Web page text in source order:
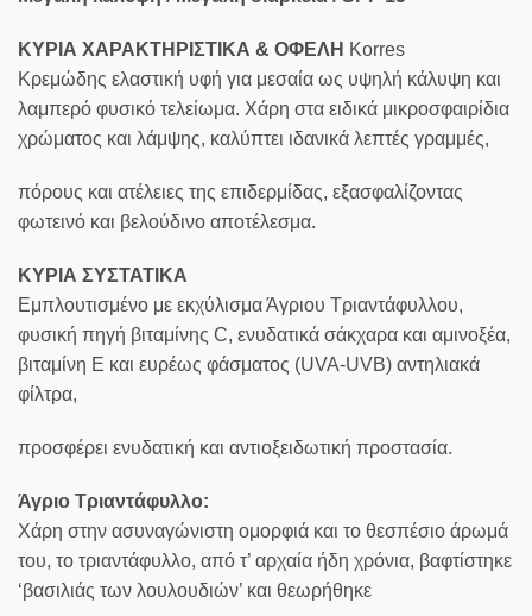
ΚΥΡΙΑ ΧΑΡΑΚΤΗΡΙΣΤΙΚΑ & ΟΦΕΛΗ Korres
Κρεμώδης ελαστική υφή για μεσαία ως υψηλή κάλυψη και
λαμπερό φυσικό τελείωμα. Χάρη στα ειδικά μικροσφαιρίδια
χρώματος και λάμψης, καλύπτει ιδανικά λεπτές γραμμές,
πόρους και ατέλειες της επιδερμίδας, εξασφαλίζοντας
φωτεινό και βελούδινο αποτέλεσμα.
ΚΥΡΙΑ ΣΥΣΤΑΤΙΚΑ
Εμπλουτισμένο με εκχύλισμα Άγριου Τριαντάφυλλου,
φυσική πηγή βιταμίνης C, ενυδατικά σάκχαρα και αμινοξέα,
βιταμίνη Ε και ευρέως φάσματος (UVA-UVB) αντηλιακά
φίλτρα,
προσφέρει ενυδατική και αντιοξειδωτική προστασία.
Άγριο Τριαντάφυλλο:
Χάρη στην ασυναγώνιστη ομορφιά και το θεσπέσιο άρωμά
του, το τριαντάφυλλο, από τ’ αρχαία ήδη χρόνια, βαφτίστηκε
‘βασιλιάς των λουλουδιών’ και θεωρήθηκε